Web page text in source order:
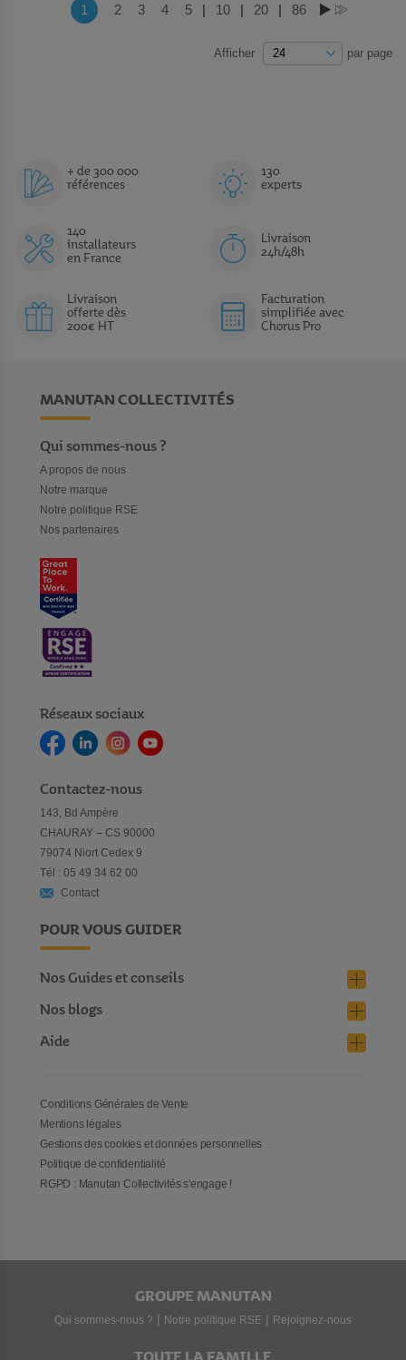
PageVous lisez actuellement la page
1 Page
2 Page
3 Page
4 Page
5 | Page
10 | Page
20 | Page
86
Afficher par page
+ de 300 000
références
130
experts
140
installateurs
en France
Livraison
24h/48h
Livraison
offerte dès
200€ HT
Facturation
simplifiée avec
Chorus Pro
MANUTAN COLLECTIVITÉS
Qui sommes-nous ?
A propos de nous
Notre marque
Notre politique RSE
Nos partenaires
Réseaux sociaux
Contactez-nous
143, Bd Ampère
CHAURAY – CS 90000
79074 Niort Cedex 9
Tél : 05 49 34 62 00
Contact
POUR VOUS GUIDER
Nos Guides et conseils
Nos blogs
Aide
Conditions Générales de Vente
Mentions légales
Gestions des cookies et données personnelles
Politique de confidentialité
RGPD : Manutan Collectivités s'engage !
GROUPE MANUTAN
Qui sommes-nous ? | Notre politique RSE | Rejoignez-nous